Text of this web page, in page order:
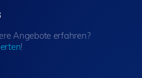
Angebote erfahren?
!